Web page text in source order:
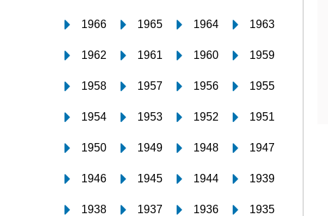
1966 1965 1964 1963
1962 1961 1960 1959
1958 1957 1956 1955
1954 1953 1952 1951
1950 1949 1948 1947
1946 1945 1944 1939
1938 1937 1936 1935